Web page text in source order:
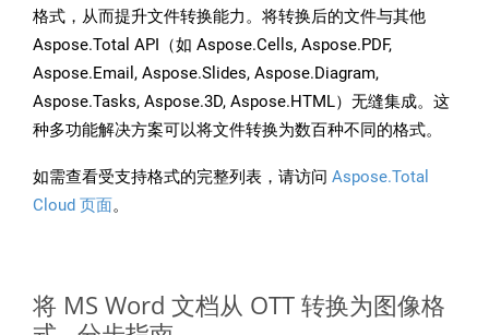
格式，从而提升文件转换能力。将转换后的文件与其他
Aspose.Total API（如 Aspose.Cells, Aspose.PDF,
Aspose.Email, Aspose.Slides, Aspose.Diagram,
Aspose.Tasks, Aspose.3D, Aspose.HTML）无缝集成。这
种多功能解决方案可以将文件转换为数百种不同的格式。
如需查看受支持格式的完整列表，请访问 Aspose.Total
Cloud 页面。
将 MS Word 文档从 OTT 转换为图像格